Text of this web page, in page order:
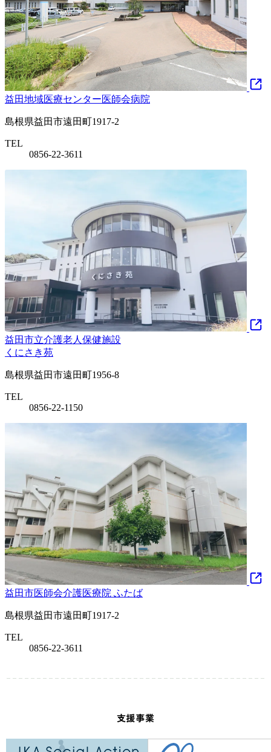
益田地域医療センター医師会病院
島根県益田市遠田町1917-2
TEL
0856-22-3611
益田市立介護老人保健施設
くにさき苑
島根県益田市遠田町1956-8
TEL
0856-22-1150
益田市医師会介護医療院 ふたば
島根県益田市遠田町1917-2
TEL
0856-22-3611
支援事業